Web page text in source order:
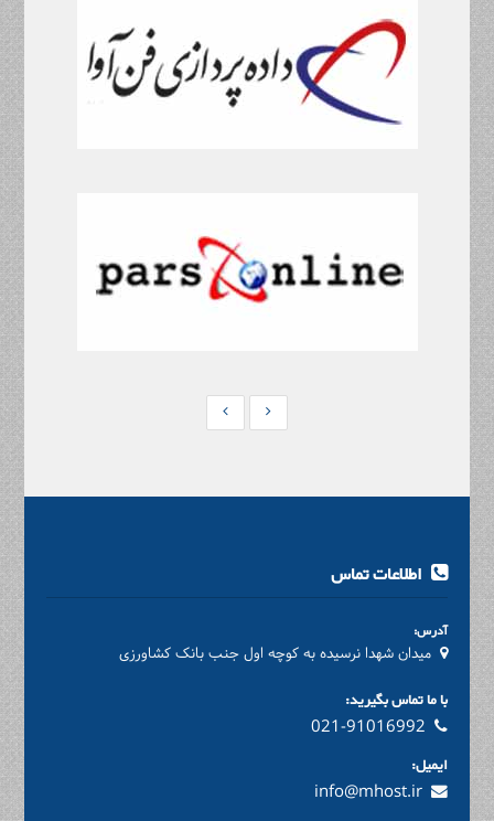
اطلاعات تماس
آدرس:
میدان شهدا نرسیده به کوچه اول جنب بانک کشاورزی
با ما تماس بگیرید:
021-91016992
ایمیل:
info@mhost.ir